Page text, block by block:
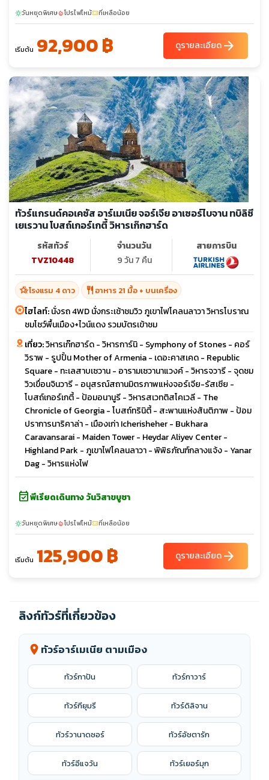
sunnyวันหยุดพิเศษlocal_fire_departmentโปรไฟไหม้confirmation_numberที่เหลือน้อย
เริ่มต้น 92,900 ฿ ดูรายละเอียดarrow_forward
ทัวร์แกรนด์คอเคซัส อาร์เมเนีย จอร์เจีย อาเซอร์ไบจาน ทบิลิซี
เยเรวาน โบสถ์เกอร์เกตี้ วิหารเก๊กฮาร์ด
รหัสทัวร์
TVZ10448
จำนวนวัน
9 วัน 7 คืน
สายการบิน
hotel_classโรงแรม 4 ดาว restaurant อาหาร 21 มื้อ + บนเครื่อง
ไฮไลท์:นั่งรถ 4WD นั่งกระเช้าชมวิว ภูเขาไฟโคลนลาวา วิหารโบราณ
ชมโชว์พื้นเมือง+ไวน์แดง รวมบัตรเข้าชม
เที่ยว:วิหารเก๊กฮาร์ด - วิหารการ์นิ - Symphony of Stones - คอร์
วิราพ - รูปปั้น Mother of Armenia - เดอะคาสเคด - Republic
Square - ทะเลสาบเซวาน - อารามเซวานาแวงค์ - วิหารจวารี - จุดชม
วิวเขื่อนจินวารี - อนุสรณ์สถานมิตรภาพแห่งจอร์เจีย-รัสเซีย -
โบสถ์เกอร์เกตี้ - ป้อมอนานูรี - วิหารสเวทติสโคเวลี - The
Chronicle of Georgia - โบสถ์ทรินิตี้ - สะพานแห่งสันติภาพ - ป้อม
ปราการนาริคาล่า - เมืองเก่า Icherisheher - Bukhara
Caravansarai - Maiden Tower - Heydar Aliyev Center -
Highland Park - ภูเขาไฟโคลนลาวา - พิพิธภัณฑ์กลางแจ้ง - Yanar
Dag - วิหารแห่งไฟ
event_availableพีเรียดเดินทาง วันวิสาขบูชา
sunnyวันหยุดพิเศษlocal_fire_departmentโปรไฟไหม้confirmation_numberที่เหลือน้อย
เริ่มต้น 125,900 ฿ ดูรายละเอียดarrow_forward
ลิงก์ทัวร์ที่เกี่ยวข้อง
location_on ทัวร์อาร์เมเนีย ตามเมือง
ทัวร์กาปัน ทัวร์กาวาร์
ทัวร์กียุมรี ทัวร์ดิลิจาน
ทัวร์วานาดซอร์ ทัวร์อัชตารัก
ทัวร์อีแจวัน ทัวร์เยอร์มุก